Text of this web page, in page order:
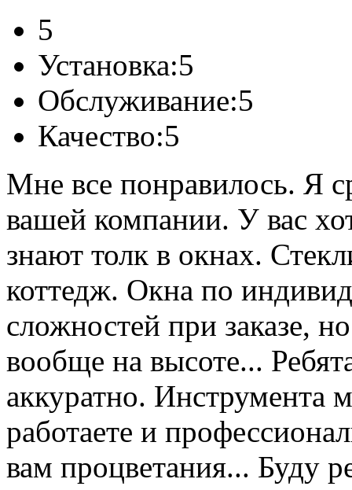
5
Установка:5
Обслуживание:5
Качество:5
Мне все понравилось. Я
вашей компании. У вас
знают толк в окнах.
коттедж. Окна по
сложностей при заказе,
вообще на высоте...
аккуратно. Инструмента
работаете и
вам процветания... Буду